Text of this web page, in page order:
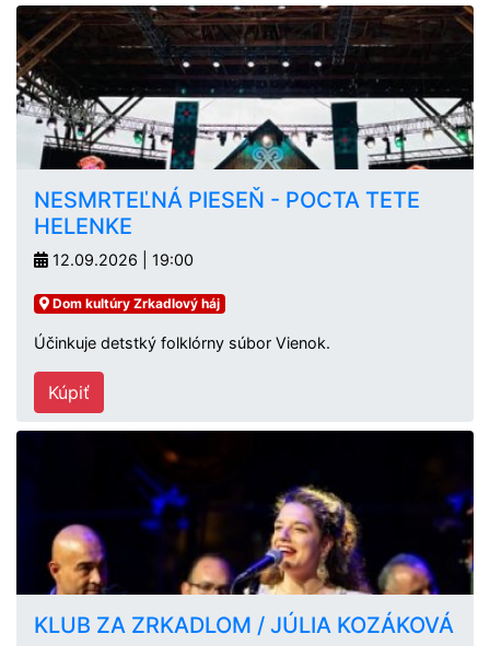
NESMRTEĽNÁ PIESEŇ - POCTA TETE
HELENKE
12.09.2026 | 19:00
Dom kultúry Zrkadlový háj
Účinkuje detstký folklórny súbor Vienok.
Kúpiť
KLUB ZA ZRKADLOM / JÚLIA KOZÁKOVÁ